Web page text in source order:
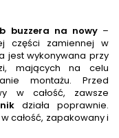
buzzera na nowy–
części zamiennej w
jest wykonywana przy
mających na celu
montażu. Przed
w całość, zawsze
działa poprawnie.
całość, zapakowany i